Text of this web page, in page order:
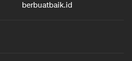
berbuatbaik.id